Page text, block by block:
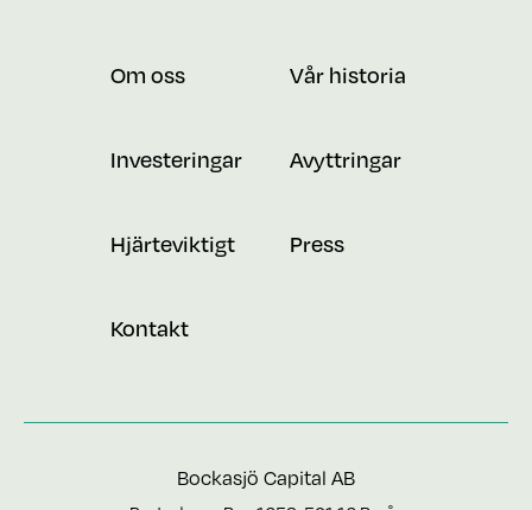
Om oss Vår historia
Investeringar Avyttringar
Hjärteviktigt Press
Kontakt
Bockasjö Capital AB